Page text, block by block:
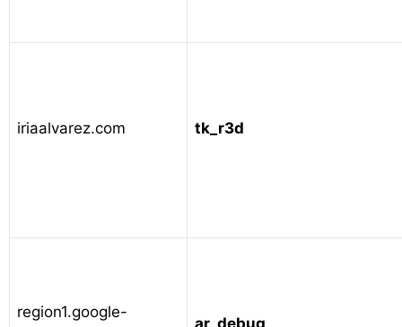
iriaalvarez.com tk_r3d
region1.google-